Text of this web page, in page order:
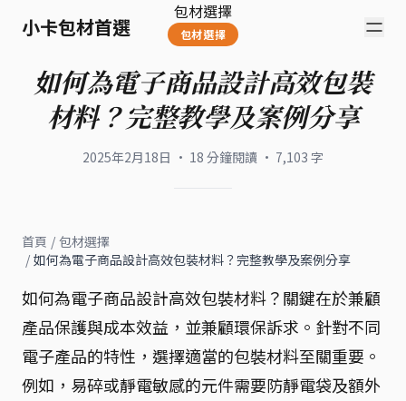
小卡包材首選
包材選擇
包材選擇
如何為電子商品設計高效包裝
材料？完整教學及案例分享
2025年2月18日 · 18 分鐘閱讀 · 7,103 字
首頁 / 包材選擇
/ 如何為電子商品設計高效包裝材料？完整教學及案例分享
如何為電子商品設計高效包裝材料？關鍵在於兼顧
產品保護與成本效益，並兼顧環保訴求。針對不同
電子產品的特性，選擇適當的包裝材料至關重要。
例如，易碎或靜電敏感的元件需要防靜電袋及額外